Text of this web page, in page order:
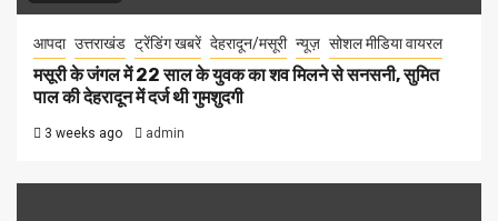
आपदा उत्तराखंड ट्रेंडिंग खबरें देहरादून/मसूरी न्यूज़ सोशल मीडिया वायरल
मसूरी के जंगल में 22 साल के युवक का शव मिलने से सनसनी, सुमित
पाल की देहरादून में दर्ज थी गुमशुदगी
3 weeks ago admin